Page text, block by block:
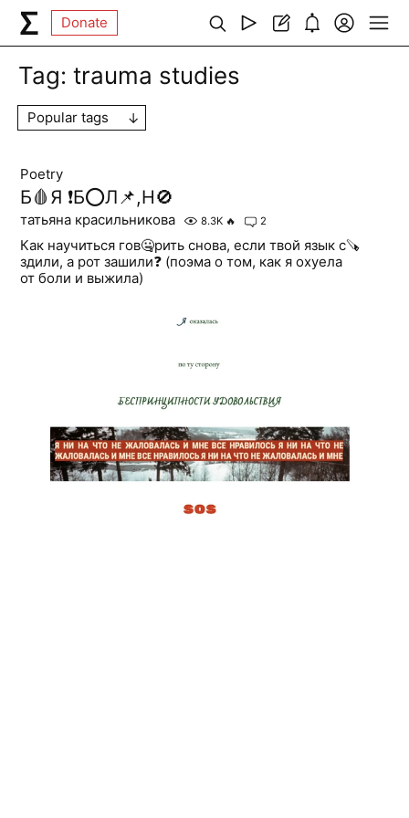
Donate
Tag:trauma studies
Popular tags
Poetry
Б🩸Я ❗️Б⭕️Л📌,Н🚫
татьяна красильникова 8.3K 🔥 2
Как научиться гов🤐рить снова, если твой язык с🪚
здили, а рот зашили❓ (поэма о том, как я охуела
от боли и выжила)